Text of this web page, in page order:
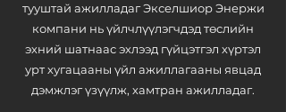
тууштай ажилладаг Экселшиор Энержи
компани нь үйлчлүүлэгчдэд төслийн
эхний шатнаас эхлээд гүйцэтгэл хүртэл
урт хугацааны үйл ажиллагааны явцад
дэмжлэг үзүүлж, хамтран ажилладаг.